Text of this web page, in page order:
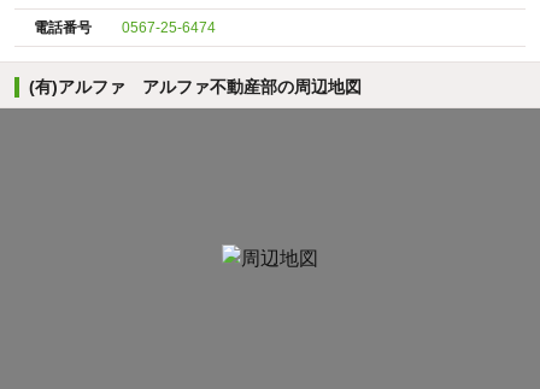
電話番号 0567-25-6474
(有)アルファ アルファ不動産部の周辺地図